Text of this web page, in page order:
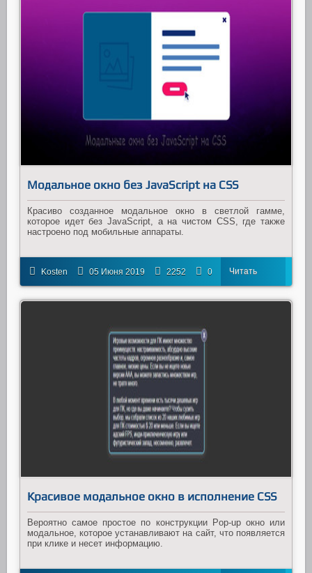
Модальное окно без JavaScript на CSS
Красиво созданное модальное окно в светлой гамме,
которое идет без JavaScript, а на чистом CSS, где также
настроено под мобильные аппараты.
Kosten 05 Июня 2019 2252 0 Читать
далее
Красивое модальное окно в исполнение CSS
Вероятно самое простое по конструкции Pop-up окно или
модальное, которое устанавливают на сайт, что появляется
при клике и несет информацию.